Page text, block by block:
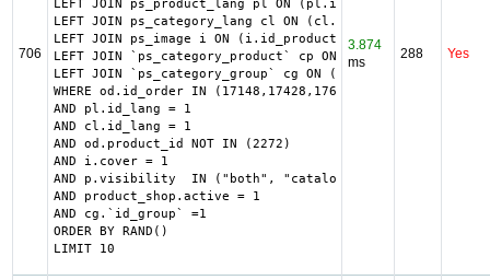
706
LEFT JOIN ps_product_lang pl ON (pl.id_product =
LEFT JOIN ps_category_lang cl ON (cl.id_category =
LEFT JOIN ps_image i ON (i.id_product = od.product_id)
LEFT JOIN `ps_category_product` cp ON
LEFT JOIN `ps_category_group` cg ON (cp.`id_category` =
WHERE od.id_order IN
AND pl.id_lang = 1
AND cl.id_lang = 1
AND od.product_id NOT IN (2272)
AND i.cover = 1
AND p.visibility  IN ("both", "catalog")
AND product_shop.active = 1
AND cg.`id_group` =1
ORDER BY RAND()
LIMIT 10
3.874
ms
288 Yes